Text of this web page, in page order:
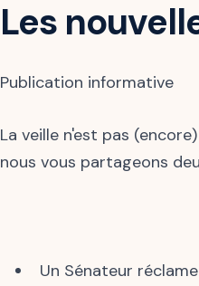
Les
Publication informative
La veille n'est pas
nous vous partageons
Un Sénateur